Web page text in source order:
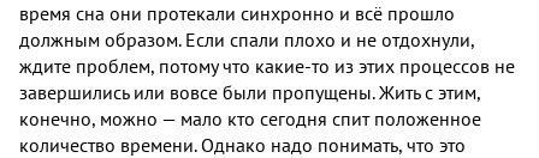
время сна они протекали синхронно и всё прошло
должным образом. Если спали плохо и не отдохнули,
ждите проблем, потому что какие-то из этих процессов не
завершились или вовсе были пропущены. Жить с этим,
конечно, можно — мало кто сегодня спит положенное
количество времени. Однако надо понимать, что это